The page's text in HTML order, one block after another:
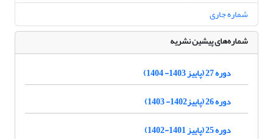
شماره جاری
شماره‌های پیشین نشریه
دوره 27 (پاییز 1403- 1404)
دوره 26 (پاییز1402- 1403)
دوره 25 (پاییز 1401-1402)